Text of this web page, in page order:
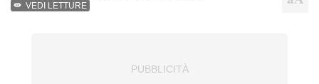
VEDI LETTURE